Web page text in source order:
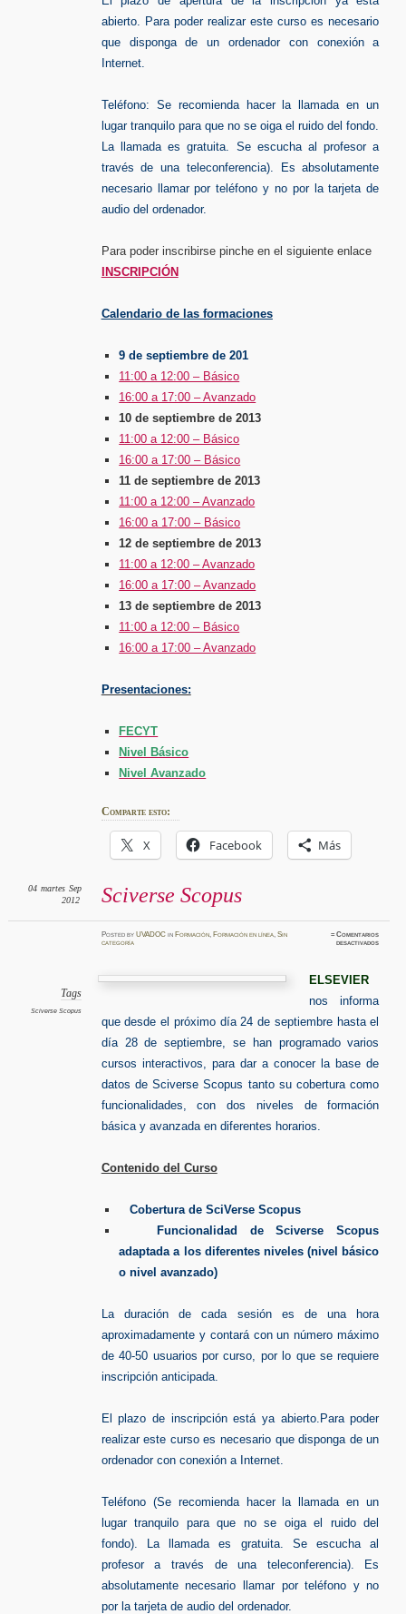
abierto. Para poder realizar este curso es necesario
que disponga de un ordenador con conexión a
Internet.
Teléfono: Se recomienda hacer la llamada en un
lugar tranquilo para que no se oiga el ruido del fondo.
La llamada es gratuita. Se escucha al profesor a
través de una teleconferencia). Es absolutamente
necesario llamar por teléfono y no por la tarjeta de
audio del ordenador.
Para poder inscribirse pinche en el siguiente enlace
INSCRIPCIÓN
Calendario de las formaciones
9 de septiembre de 201
11:00 a 12:00 – Básico
16:00 a 17:00 – Avanzado
10 de septiembre de 2013
11:00 a 12:00 – Básico
16:00 a 17:00 – Básico
11 de septiembre de 2013
11:00 a 12:00 – Avanzado
16:00 a 17:00 – Básico
12 de septiembre de 2013
11:00 a 12:00 – Avanzado
16:00 a 17:00 – Avanzado
13 de septiembre de 2013
11:00 a 12:00 – Básico
16:00 a 17:00 – Avanzado
Presentaciones:
FECYT
Nivel Básico
Nivel Avanzado
Comparte esto:
X Facebook Más
Sciverse Scopus
04 martes Sep
2012
PostedbyUVADOC inFormación ,Formación en línea ,Sin
categoría
≈Comentarios
desactivadosen
Tags
Sciverse Scopus
ELSEVIER
nos informa
que desde el próximo día 24 de septiembre hasta el
día 28 de septiembre, se han programado varios
cursos interactivos, para dar a conocer la base de
datos de Sciverse Scopus tanto su cobertura como
funcionalidades, con dos niveles de formación
básica y avanzada en diferentes horarios.
Contenido del Curso
Cobertura de SciVerse Scopus
Funcionalidad de Sciverse Scopus
adaptada a los diferentes niveles (nivel básico
o nivel avanzado)
La duración de cada sesión es de una hora
aproximadamente y contará con un número máximo
de 40-50 usuarios por curso, por lo que se requiere
inscripción anticipada.
El plazo de inscripción está ya abierto.Para poder
realizar este curso es necesario que disponga de un
ordenador con conexión a Internet.
Teléfono (Se recomienda hacer la llamada en un
lugar tranquilo para que no se oiga el ruido del
fondo). La llamada es gratuita. Se escucha al
profesor a través de una teleconferencia). Es
absolutamente necesario llamar por teléfono y no
por la tarjeta de audio del ordenador.